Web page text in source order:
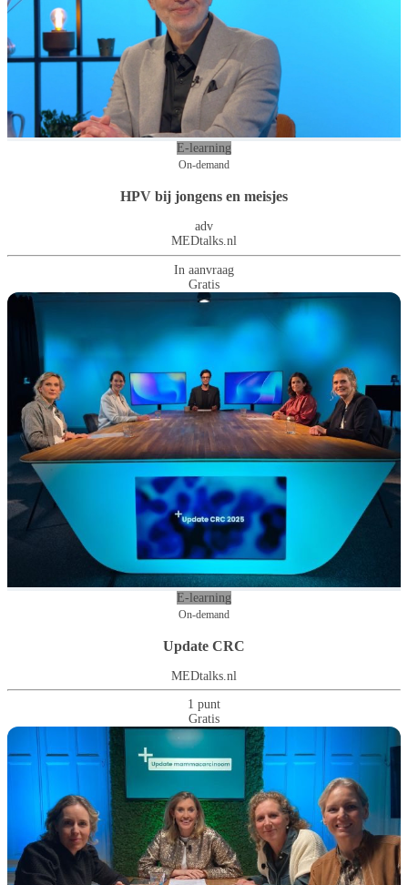
E-learning
On-demand
HPV bij jongens en meisjes
adv
MEDtalks.nl
In aanvraag
Gratis
E-learning
On-demand
Update CRC
MEDtalks.nl
1 punt
Gratis